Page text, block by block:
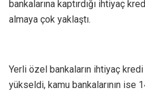
bankalarına kaptırdığı ihtiyaç
almaya çok yaklaştı.
Yerli özel bankaların ihtiyaç
yükseldi, kamu bankalarının ise